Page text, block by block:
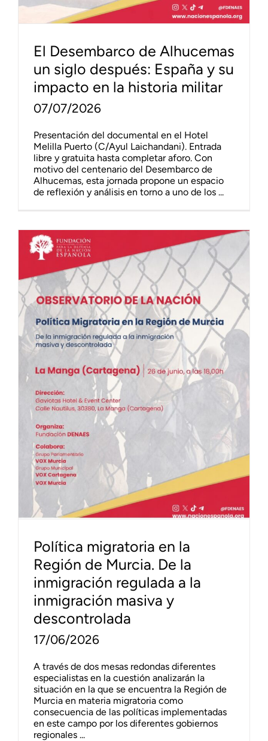
El Desembarco de Alhucemas
un siglo después: España y su
impacto en la historia militar
07/07/2026
Presentación del documental en el Hotel
Melilla Puerto (C/Ayul Laichandani). Entrada
libre y gratuita hasta completar aforo. Con
motivo del centenario del Desembarco de
Alhucemas, esta jornada propone un espacio
de reflexión y análisis en torno a uno de los ...
Política migratoria en la
Región de Murcia. De la
inmigración regulada a la
inmigración masiva y
descontrolada
17/06/2026
A través de dos mesas redondas diferentes
especialistas en la cuestión analizarán la
situación en la que se encuentra la Región de
Murcia en materia migratoria como
consecuencia de las políticas implementadas
en este campo por los diferentes gobiernos
regionales ...